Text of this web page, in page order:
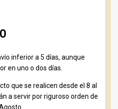
inferior a 5 días, aunque
en uno o dos días.
que se realicen desde el 8 al
a servir por riguroso orden de